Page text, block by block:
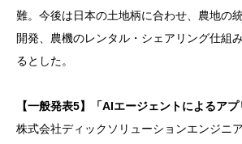
難。今後は日本の土地柄に合わせ、農地の
開発、農機のレンタル・シェアリング仕組
るとした。
【一般発表5】「AIエージェントによるアプ
株式会社ディックソリューションエンジ